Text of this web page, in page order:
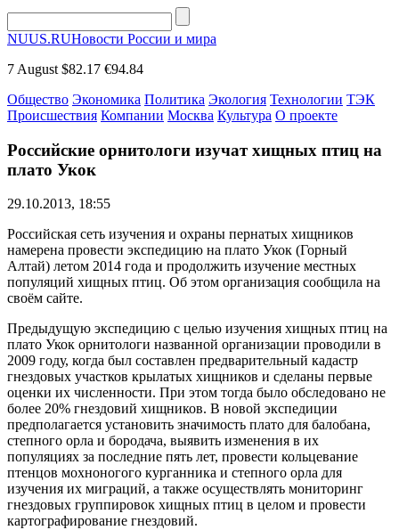
NUUS.RUНовости России и мира
7 August $82.17 €94.84
Общество Экономика Политика Экология Технологии ТЭК
Происшествия Компании Москва Культура О проекте
Российские орнитологи изучат хищных птиц на
плато Укок
29.10.2013, 18:55
Российская сеть изучения и охраны пернатых хищников
намерена провести экспедицию на плато Укок (Горный
Алтай) летом 2014 года и продолжить изучение местных
популяций хищных птиц. Об этом организация сообщила на
своём сайте.
Предыдущую экспедицию с целью изучения хищных птиц на
плато Укок орнитологи названной организации проводили в
2009 году, когда был составлен предварительный кадастр
гнездовых участков крылатых хищников и сделаны первые
оценки их численности. При этом тогда было обследовано не
более 20% гнездовий хищников. В новой экспедиции
предполагается установить значимость плато для балобана,
степного орла и бородача, выявить изменения в их
популяциях за последние пять лет, провести кольцевание
птенцов мохноногого курганника и степного орла для
изучения их миграций, а также осуществлять мониторинг
гнездовых группировок хищных птиц в целом и провести
картографирование гнездовий.